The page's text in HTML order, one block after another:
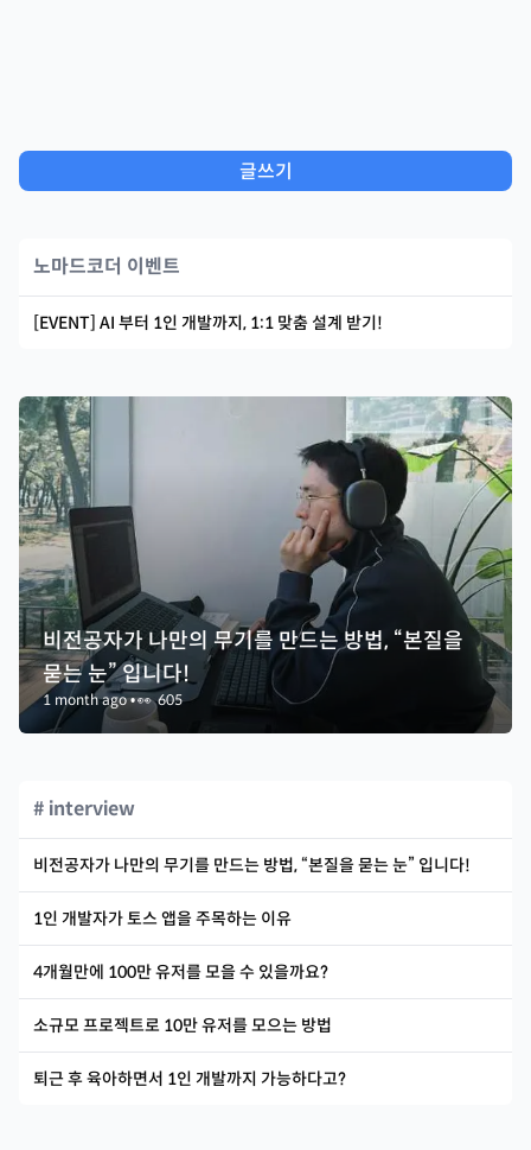
글쓰기
노마드코더 이벤트
[EVENT] AI 부터 1인 개발까지, 1:1 맞춤 설계 받기!
비전공자가 나만의 무기를 만드는 방법, “본질을
묻는 눈” 입니다!
1 month ago•👀605
# interview
비전공자가 나만의 무기를 만드는 방법, “본질을 묻는 눈” 입니다!
1인 개발자가 토스 앱을 주목하는 이유
4개월만에 100만 유저를 모을 수 있을까요?
소규모 프로젝트로 10만 유저를 모으는 방법
퇴근 후 육아하면서 1인 개발까지 가능하다고?